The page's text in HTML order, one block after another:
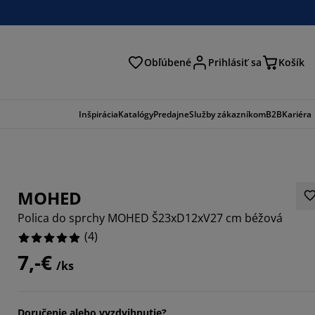
Obľúbené Prihlásiť sa Košík
InšpiráciaKatalógyPredajneSlužby zákazníkomB2BKariéra
MOHED
Polica do sprchy MOHED Š23xD12xV27 cm béžová
(4)
7,-€ /ks